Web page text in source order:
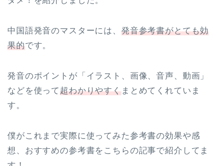
中国語発音のマスターには、 発音参考書がとても効
果的です。
発音のポイントが「イラスト、画像、音声、動画」
などを使って超わかりやすくまとめてくれていま
す。
僕がこれまで実際に使ってみた参考書の効果や感
想、おすすめの参考書をこちらの記事で紹介してま